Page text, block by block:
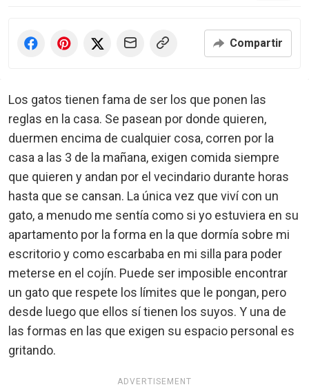
Compartir
Los gatos tienen fama de ser los que ponen las
reglas en la casa. Se pasean por donde quieren,
duermen encima de cualquier cosa, corren por la
casa a las 3 de la mañana, exigen comida siempre
que quieren y andan por el vecindario durante horas
hasta que se cansan. La única vez que viví con un
gato, a menudo me sentía como si yo estuviera en su
apartamento por la forma en la que dormía sobre mi
escritorio y como escarbaba en mi silla para poder
meterse en el cojín. Puede ser imposible encontrar
un gato que respete los límites que le pongan, pero
desde luego que ellos sí tienen los suyos. Y una de
las formas en las que exigen su espacio personal es
gritando.
ADVERTISEMENT